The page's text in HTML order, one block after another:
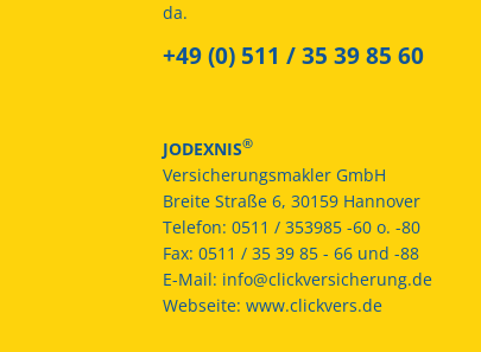
da.
+49 (0) 511 / 35 39 85 60
JODEXNIS®
Versicherungsmakler GmbH
Breite Straße 6, 30159 Hannover
Telefon: 0511 / 353985 -60 o. -80
Fax: 0511 / 35 39 85 - 66 und -88
E-Mail: info@clickversicherung.de
Webseite: www.clickvers.de